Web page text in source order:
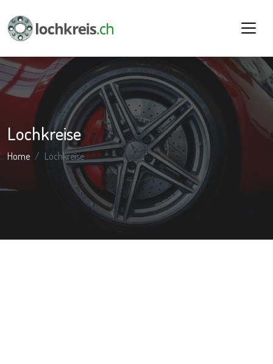
Lochkreise
Home Lochkreise